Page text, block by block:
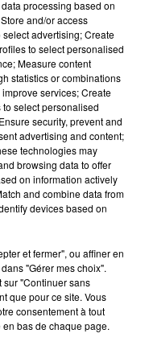
CHOOZ
la centrale
Une situation
qui est toujours
REIMS FERME
centre-ville
processing based on
and/or access
advertising; Create
to select personalised
Measure content
statistics or combinations
services; Create
select personalised
security, prevent and
advertising and content;
technologies may
browsing data to offer
on information actively
and combine data from
devices based on
et fermer", ou affiner en
"Gérer mes choix".
sur "Continuer sans
que pour ce site. Vous
consentement à tout
bas de chaque page.